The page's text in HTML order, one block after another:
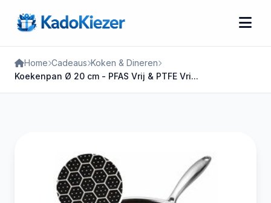
Home Cadeaus Koken & Dineren
Koekenpan Ø 20 cm - PFAS Vrij & PTFE Vri...